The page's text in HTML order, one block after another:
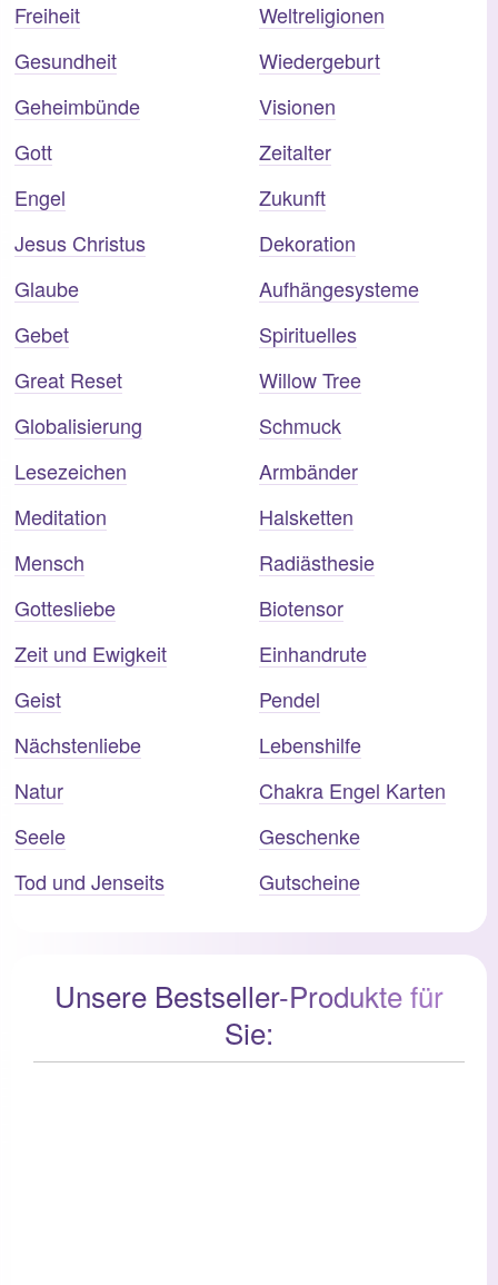
Freiheit
Gesundheit
Geheimbünde
Gott
Engel
Jesus Christus
Glaube
Gebet
Great Reset
Globalisierung
Lesezeichen
Meditation
Mensch
Gottesliebe
Zeit und Ewigkeit
Geist
Nächstenliebe
Natur
Seele
Tod und Jenseits
Weltreligionen
Wiedergeburt
Visionen
Zeitalter
Zukunft
Dekoration
Aufhängesysteme
Spirituelles
Willow Tree
Schmuck
Armbänder
Halsketten
Radiästhesie
Biotensor
Einhandrute
Pendel
Lebenshilfe
Chakra Engel Karten
Geschenke
Gutscheine
Unsere Bestseller-Produkte für
Sie: